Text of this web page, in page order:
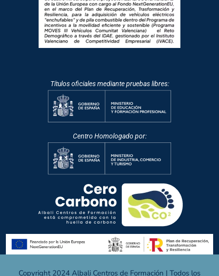
Títulos oficiales mediante pruebas libres:
Centro Homologado por:
Copyright 2024 Albali Centros de Formación | Todos los